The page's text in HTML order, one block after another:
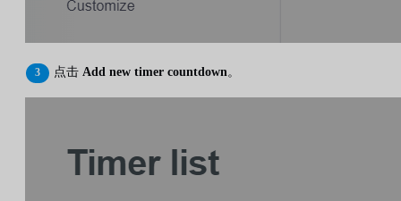
点击 Add new timer countdown 。